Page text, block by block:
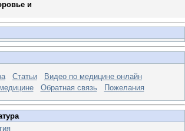
и
Статьи
Видео по медицине онлайн
Обратная связь Пожелания